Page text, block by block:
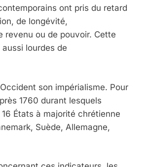
ont pris du retard
de longévité,
revenu ou de pouvoir. Cette
lourdes de
son impérialisme. Pour
1760 durant lesquels
États à majorité chrétienne
Suède, Allemagne,